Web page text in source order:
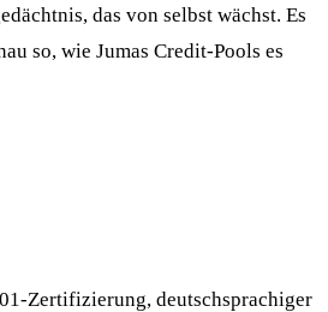
das von selbst wächst. Es
so, wie Jumas Credit-Pools es
Zertifizierung, deutschsprachiger